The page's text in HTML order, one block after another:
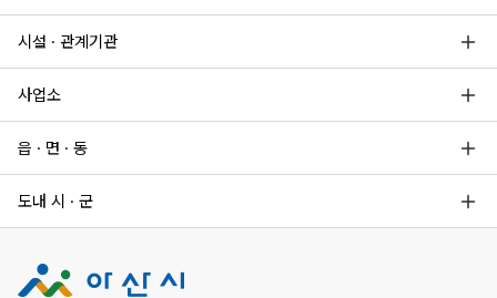
시설 · 관계기관
사업소
읍 · 면 · 동
도내 시 · 군